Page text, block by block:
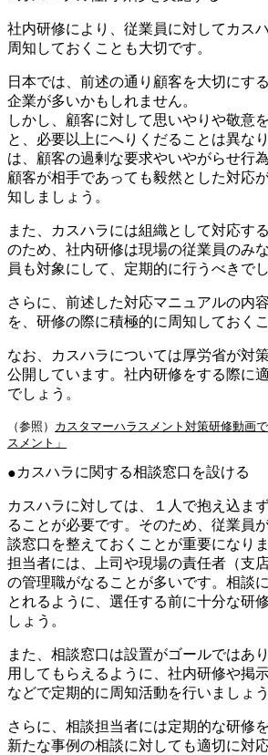
社内研修により、従業員に対してカス
周知しておくことも大切です。
日本では、前述の通り顧客を大切にす
企業が多いかもしれません。
しかし、顧客に対して思いやりや敬意
と、必要以上にへりくだることは異な
は、顧客の過剰な要求やいやがらせ行
顧客が相手であっても毅然とした対応
知しましょう。
また、カスハラには組織として対応す
のため、社内研修は現場の従業員のみ
員も対象にして、定期的に行うべきでし
さらに、前述した対応マニュアルの内
を、研修の際に積極的に周知しておく
なお、カスハラについては厚労省が対
公開しています。社内研修をする際に
でしょう。
（参照） カスタマーハラスメント対策研修動画
スメント」
カスハラに関する相談窓口を設ける
カスハラに対しては、１人で抱え込ま
ることが必要です。そのため、従業員
談窓口を整えておくことが重要になり
担当者には、上司や現場の責任者（支
の管理職がなることが多いです。相談
とれるように、選任する前に十分な研
しょう。
また、相談窓口は設置がゴールではあ
用してもらえるように、社内研修や掲
などで定期的に周知活動を行いましょう
さらに、相談担当者には定期的な研修
新たな事例の相談に対しても適切に対